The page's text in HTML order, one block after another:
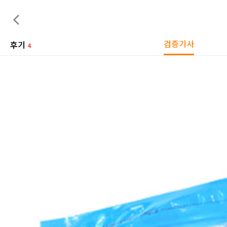
후기 4 검증기사